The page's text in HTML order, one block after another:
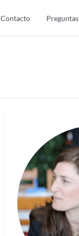
Contacto Preguntas